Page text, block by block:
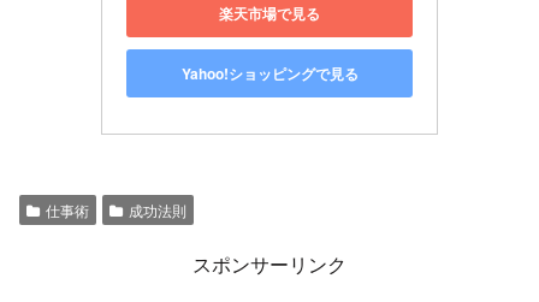
楽天市場で見る
Yahoo!ショッピングで見る
仕事術 成功法則
スポンサーリンク